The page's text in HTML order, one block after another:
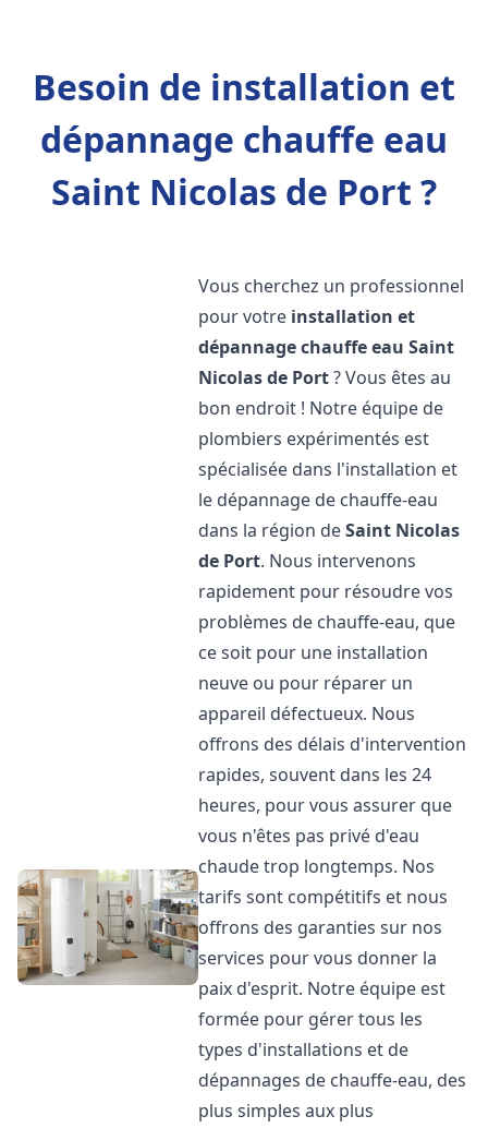
Besoin de installation et
dépannage chauffe eau
Saint Nicolas de Port ?
Vous cherchez un professionnel
pour votre installation et
dépannage chauffe eau Saint
Nicolas de Port? Vous êtes au
bon endroit ! Notre équipe de
plombiers expérimentés est
spécialisée dans l'installation et
le dépannage de chauffe-eau
dans la région deSaint Nicolas
de Port. Nous intervenons
rapidement pour résoudre vos
problèmes de chauffe-eau, que
ce soit pour une installation
neuve ou pour réparer un
appareil défectueux. Nous
offrons des délais d'intervention
rapides, souvent dans les 24
heures, pour vous assurer que
vous n'êtes pas privé d'eau
chaude trop longtemps. Nos
tarifs sont compétitifs et nous
offrons des garanties sur nos
services pour vous donner la
paix d'esprit. Notre équipe est
formée pour gérer tous les
types d'installations et de
dépannages de chauffe-eau, des
plus simples aux plus